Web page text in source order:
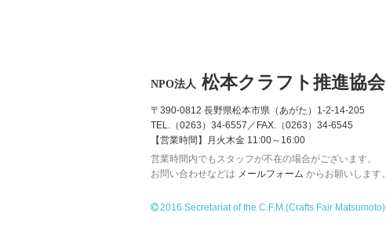
NPO法人 松本クラフト推進協会
〒390-0812 長野県松本市県（あがた）1-2-14-205
TEL.（0263）34-6557／FAX.（0263）34-6545
【営業時間】月火木金 11:00～16:00
営業時間内でもスタッフが不在の場合がございます。
お問い合わせなどは メールフォーム からお願いします。
2016 Secretariat of the C.F.M.(Crafts Fair Matsumoto)